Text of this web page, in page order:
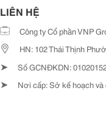
LIÊN HỆ
Công ty Cổ phần VNP
HN: 102 Thái Thịnh
➤ Số GCNĐKDN:
➤ Nơi cấp: Sở kế hoạch